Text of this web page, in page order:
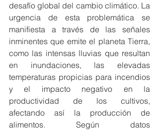
desafío global del cambio climático. La
urgencia de esta problemática se
manifiesta a través de las señales
inminentes que emite el planeta Tierra,
como las intensas lluvias que resultan
en inundaciones, las elevadas
temperaturas propicias para incendios
y el impacto negativo en la
productividad de los cultivos,
afectando así la producción de
alimentos. Según datos